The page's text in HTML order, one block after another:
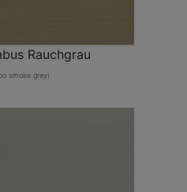
Rauchgrau
smoke grey)